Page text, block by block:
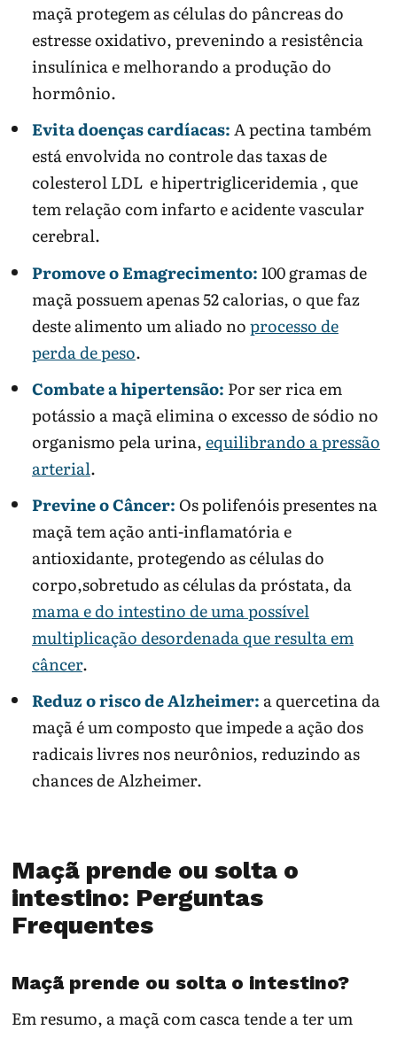
maçã protegem as células do pâncreas do
estresse oxidativo, prevenindo a resistência
insulínica e melhorando a produção do
hormônio.
Evita doenças cardíacas:A pectina também
está envolvida no controle das taxas de
colesterol LDL e hipertrigliceridemia , que
tem relação com infarto e acidente vascular
cerebral.
Promove o Emagrecimento:100 gramas de
maçã possuem apenas 52 calorias, o que faz
deste alimento um aliado noprocesso de
perda de peso.
Combate a hipertensão: Por ser rica em
potássio a maçã elimina o excesso de sódio no
organismo pela urina,equilibrando a pressão
arterial.
Previne o Câncer: Os polifenóis presentes na
maçã tem ação anti-inflamatória e
antioxidante, protegendo as células do
corpo,sobretudo as células da próstata, da
mama e do intestino de uma possível
multiplicação desordenada que resulta em
câncer.
Reduz o risco de Alzheimer: a quercetina da
maçã é um composto que impede a ação dos
radicais livres nos neurônios, reduzindo as
chances de Alzheimer.
Maçã prende ou solta o
intestino: Perguntas
Frequentes
Maçã prende ou solta o intestino?
Em resumo, a maçã com casca tende a ter um